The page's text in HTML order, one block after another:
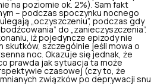
na poziomie ok. 2%). Sam fakt
– podczas spoczynku nocnego
„oczyszczeniu”, podczas gdy
do „zanieczyszczenia”.
iż pojedyncze epizody nie
skutków, szczególnie jeśli mowa o
noc. Okazuje się jednak, że
prawda jak sytuacja ta może
czasowej (czy to, że
związków po deprywacji snu